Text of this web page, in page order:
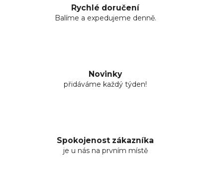
Rychlé doručení
Balíme a expedujeme denně.
Novinky
přidáváme každý týden!
Spokojenost zákazníka
je u nás na prvním místě